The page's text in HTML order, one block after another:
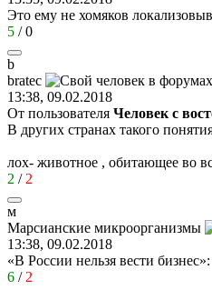
Это ему не хомяков
5 /0
b
bratec
13:38, 09.02.2018
От пользователя Человек с
В других странах такого
лох- животное , обитающее во
2 / 2
м
Марсианские микроорганизмы
13:38, 09.02.2018
«В России нельзя вести
6 / 2